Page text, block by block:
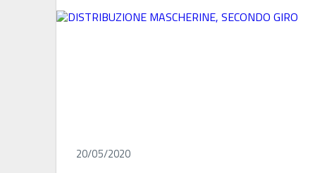
20/05/2020